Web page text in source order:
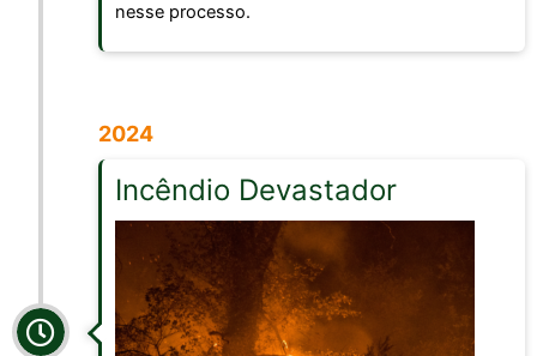
nesse processo.
2024
Incêndio Devastador